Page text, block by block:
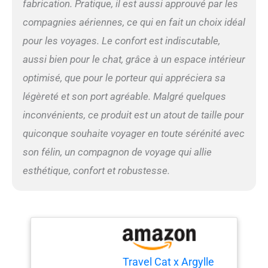
chat avec fenêtre à bulles :
inclus avec notre sac à dos
pour chat est une fenêtre
transparente à bulles et une
fixation d'écran amovible,
vous donnant la flexibilité
de les changer selon vos
besoins. Reconnaissant la
fascination des félins pour
environnement, notre sac à
dos de transport pour
animaux de compagnie
garantit que votre chat peut
de compagnie : le sac à dos
Bubble Pet est conçu pour
transporter non seulement
fabrication. Pratique, il est aussi approuvé par les
compagnies aériennes, ce qui en fait un choix idéal
pour les voyages. Le confort est indiscutable,
aussi bien pour le chat, grâce à un espace intérieur
optimisé, que pour le porteur qui appréciera sa
légèreté et son port agréable. Malgré quelques
inconvénients, ce produit est un atout de taille pour
quiconque souhaite voyager en toute sérénité avec
son félin, un compagnon de voyage qui allie
esthétique, confort et robustesse.
Travel Cat x Argylle